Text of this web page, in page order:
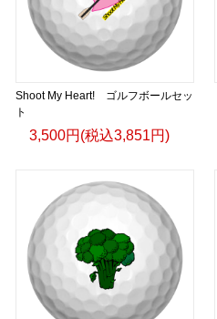
Shoot My Heart! ゴルフボールセッ
ト
3,500円(税込3,851円)